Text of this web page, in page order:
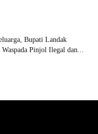
Bupati Landak
Pinjol Ilegal dan...